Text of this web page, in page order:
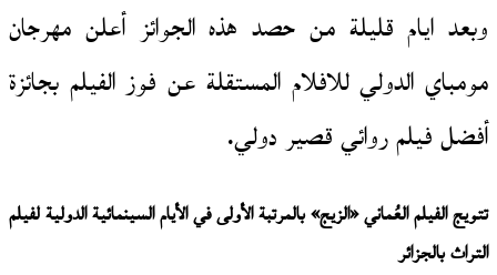
وبعد ايام قليلة من حصد هذه الجوائز أعلن مهرجان
مومباي الدولي للافلام المستقلة عن فوز الفيلم بجائزة
أفضل فيلم روائي قصير دولي.
تتويج الفيلم العُماني «الزيج» بالمرتبة الأولى في الأيام السينمائية الدولية لفيلم
التراث بالجزائر